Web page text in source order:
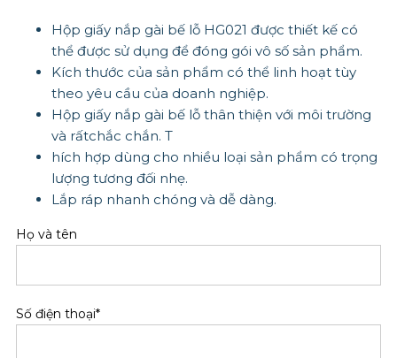
Hộp giấy nắp gài bế lỗ HG021 được thiết kế có
thể được sử dụng để đóng gói vô số sản phẩm.
Kích thước của sản phẩm có thể linh hoạt tùy
theo yêu cầu của doanh nghiệp.
Hộp giấy nắp gài bế lỗ thân thiện với môi trường
và rấtchắc chắn. T
hích hợp dùng cho nhiều loại sản phẩm có trọng
lượng tương đối nhẹ.
Lắp ráp nhanh chóng và dễ dàng.
Họ và tên
Số điện thoại*